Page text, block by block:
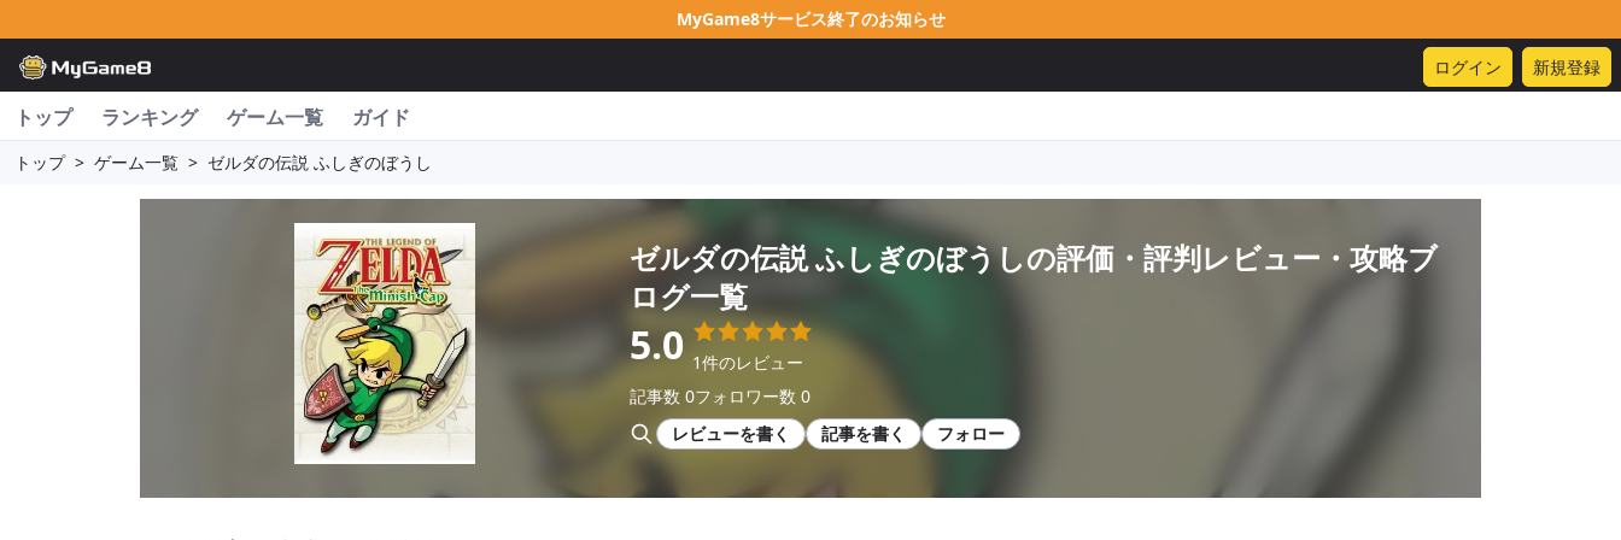
MyGame8サービス終了のお知らせ
ログイン 新規登録
トップ ランキング ゲーム一覧 ガイド
トップ > ゲーム一覧 > ゼルダの伝説 ふしぎのぼうし
ゼルダの伝説 ふしぎのぼうしの評価・評判レビュー・攻略ブ
ログ一覧
5.0 1件のレビュー
記事数 0フォロワー数 0
レビューを書く
記事を書く フォロー